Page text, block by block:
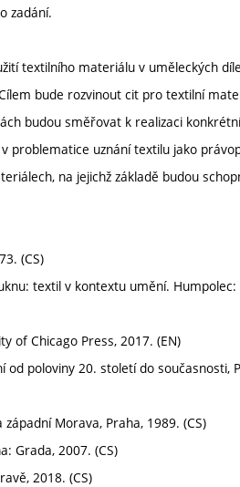
zadání.
textilního materiálu v uměleckých
bude rozvinout cit pro textilní
budou směřovat k realizaci
problematice uznání textilu jako
na jejichž základě budou
(CS)
textil v kontextu umění.
of Chicago Press, 2017. (EN)
od poloviny 20. století do současnosti,
západní Morava, Praha, 1989. (CS)
Grada, 2007. (CS)
2018. (CS)